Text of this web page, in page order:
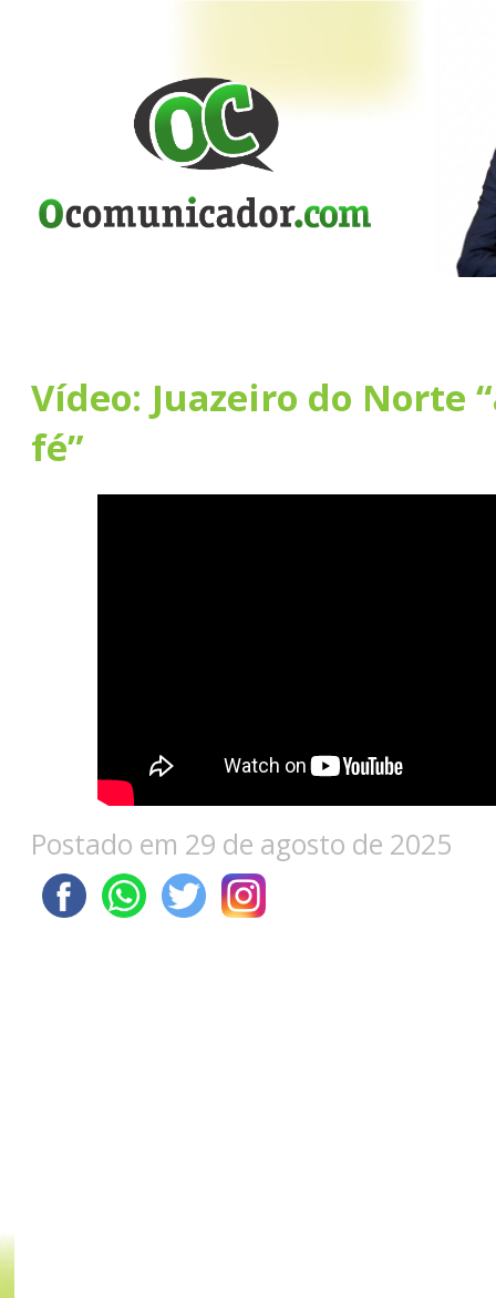
Vídeo: Juazeiro do Norte
fé”
Postado em 29 de agosto de 2025